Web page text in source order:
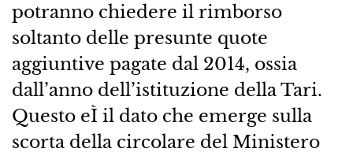
potranno chiedere il rimborso
soltanto delle presunte quote
aggiuntive pagate dal 2014, ossia
dall’anno dell’istituzione della Tari.
Questo eÌ il dato che emerge sulla
scorta della circolare del Ministero